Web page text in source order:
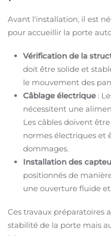
Avant l'installation, il est
pour accueillir la porte
Vérification de la
doit être solide et
le mouvement des
Câblage électrique :
nécessitent une
Les câbles doivent
normes électriques et
dommages.
Installation des
positionnés de
une ouverture fluide et
Ces travaux préparatoires
stabilité de la porte mais